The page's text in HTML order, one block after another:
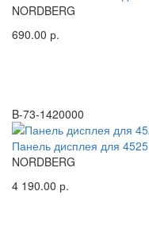
NORDBERG
690.00 р.
B-73-1420000
Панель дисплея для 4525
NORDBERG
4 190.00 р.